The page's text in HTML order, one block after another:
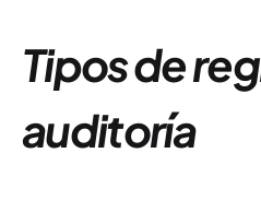
Tipos de
auditoría